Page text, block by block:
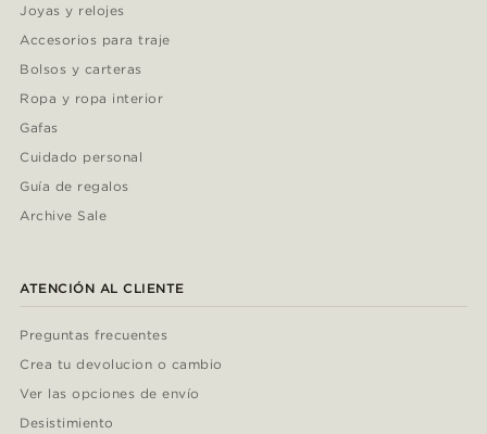
Joyas y relojes
Accesorios para traje
Bolsos y carteras
Ropa y ropa interior
Gafas
Cuidado personal
Guía de regalos
Archive Sale
ATENCIÓN AL CLIENTE
Preguntas frecuentes
Crea tu devolucion o cambio
Ver las opciones de envío
Desistimiento